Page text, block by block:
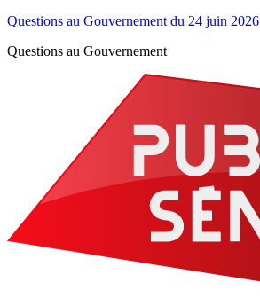
Questions au Gouvernement du 24 juin 2026
Questions au Gouvernement